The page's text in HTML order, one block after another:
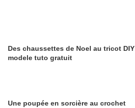
Des chaussettes de Noel au tricot DIY
modele tuto gratuit
Une poupée en sorcière au crochet